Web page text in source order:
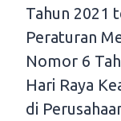
Tahun 2021
Peraturan
Nomor 6
Hari Raya
di